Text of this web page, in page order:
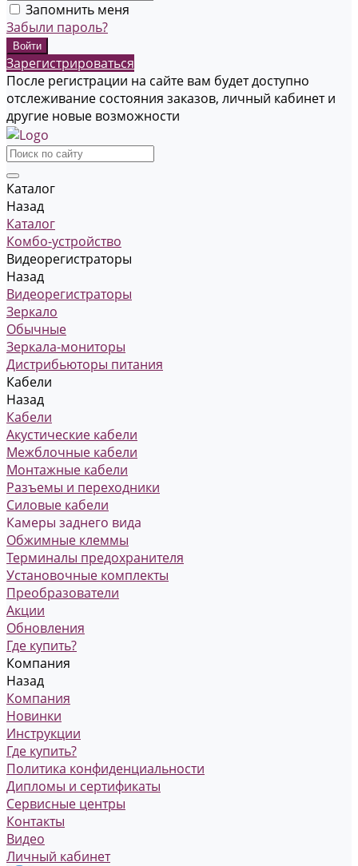
Запомнить меня
Забыли пароль?
Зарегистрироваться
После регистрации на сайте вам будет доступно
отслеживание состояния заказов, личный кабинет и
другие новые возможности
Каталог
Назад
Каталог
Комбо-устройство
Видеорегистраторы
Назад
Видеорегистраторы
Зеркало
Обычные
Зеркала-мониторы
Дистрибьюторы питания
Кабели
Назад
Кабели
Акустические кабели
Межблочные кабели
Монтажные кабели
Разъемы и переходники
Силовые кабели
Камеры заднего вида
Обжимные клеммы
Терминалы предохранителя
Установочные комплекты
Преобразователи
Акции
Обновления
Где купить?
Компания
Назад
Компания
Новинки
Инструкции
Где купить?
Политика конфиденциальности
Дипломы и сертификаты
Сервисные центры
Контакты
Видео
Личный кабинет